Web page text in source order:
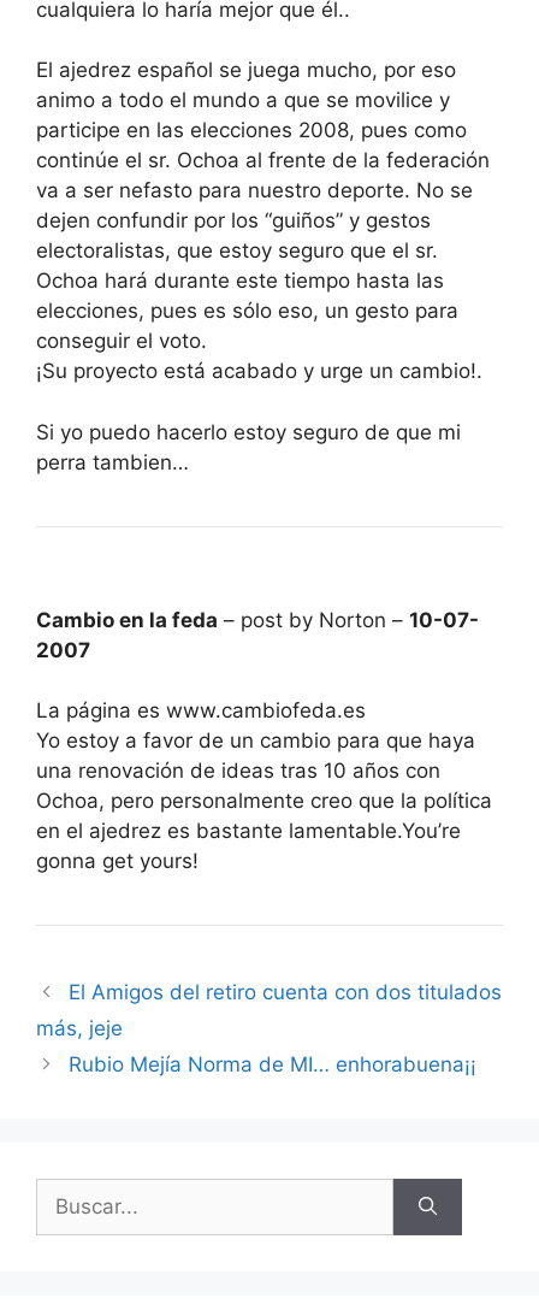
cualquiera lo haría mejor que él..
El ajedrez español se juega mucho, por eso
animo a todo el mundo a que se movilice y
participe en las elecciones 2008, pues como
continúe el sr. Ochoa al frente de la federación
va a ser nefasto para nuestro deporte. No se
dejen confundir por los “guiños” y gestos
electoralistas, que estoy seguro que el sr.
Ochoa hará durante este tiempo hasta las
elecciones, pues es sólo eso, un gesto para
conseguir el voto.
¡Su proyecto está acabado y urge un cambio!.
Si yo puedo hacerlo estoy seguro de que mi
perra tambien…
Cambio en la feda – post by Norton – 10-07-
2007
La página es www.cambiofeda.es
Yo estoy a favor de un cambio para que haya
una renovación de ideas tras 10 años con
Ochoa, pero personalmente creo que la política
en el ajedrez es bastante lamentable.You’re
gonna get yours!
El Amigos del retiro cuenta con dos titulados
más, jeje
Rubio Mejía Norma de MI… enhorabuena¡¡
Buscar: